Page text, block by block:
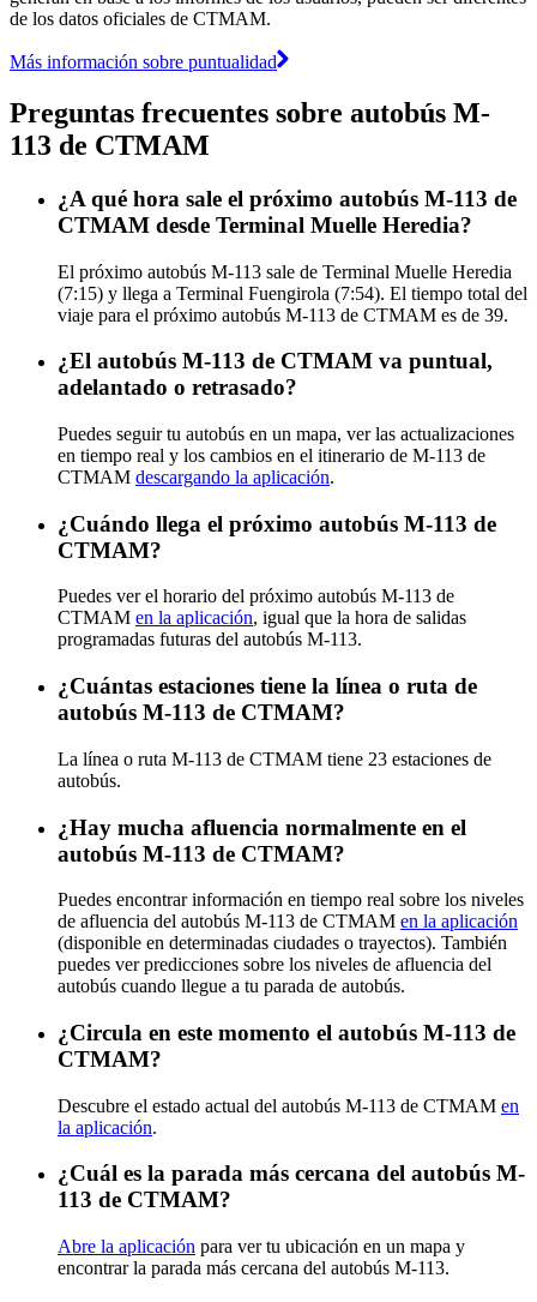
de los datos oficiales de CTMAM.
Más información sobre puntualidad
Preguntas frecuentes sobre autobús M-
113 de CTMAM
¿A qué hora sale el próximo autobús M-113 de
CTMAM desde Terminal Muelle Heredia?
El próximo autobús M-113 sale de Terminal Muelle Heredia
(7:15) y llega a Terminal Fuengirola (7:54). El tiempo total del
viaje para el próximo autobús M-113 de CTMAM es de 39.
¿El autobús M-113 de CTMAM va puntual,
adelantado o retrasado?
Puedes seguir tu autobús en un mapa, ver las actualizaciones
en tiempo real y los cambios en el itinerario de M-113 de
CTMAM descargando la aplicación.
¿Cuándo llega el próximo autobús M-113 de
CTMAM?
Puedes ver el horario del próximo autobús M-113 de
CTMAM en la aplicación, igual que la hora de salidas
programadas futuras del autobús M-113.
¿Cuántas estaciones tiene la línea o ruta de
autobús M-113 de CTMAM?
La línea o ruta M-113 de CTMAM tiene 23 estaciones de
autobús.
¿Hay mucha afluencia normalmente en el
autobús M-113 de CTMAM?
Puedes encontrar información en tiempo real sobre los niveles
de afluencia del autobús M-113 de CTMAM en la aplicación
(disponible en determinadas ciudades o trayectos). También
puedes ver predicciones sobre los niveles de afluencia del
autobús cuando llegue a tu parada de autobús.
¿Circula en este momento el autobús M-113 de
CTMAM?
Descubre el estado actual del autobús M-113 de CTMAM en
la aplicación.
¿Cuál es la parada más cercana del autobús M-
113 de CTMAM?
Abre la aplicación para ver tu ubicación en un mapa y
encontrar la parada más cercana del autobús M-113.